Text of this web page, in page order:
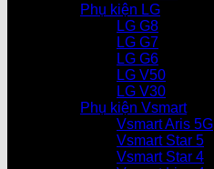
Phụ kiện LG
LG G8
LG G7
LG G6
LG V50
LG V30
Phụ kiện Vsmart
Vsmart Aris 5G
Vsmart Star 5
Vsmart Star 4